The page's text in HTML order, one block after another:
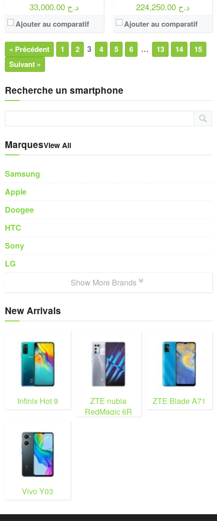
33,000.00 د.ج
Ajouter au comparatif
224,250.00 د.ج
Ajouter au comparatif
« Précédent 1 2 3 4 5 6 … 13 14
15
Suivant »
Recherche un smartphone
MarquesView All
Samsung
Apple
Doogee
HTC
Sony
LG
Show More Brands
New Arrivals
Infinix Hot 9
ZTE nubia
RedMagic 6R
ZTE Blade A71
Vivo Y03